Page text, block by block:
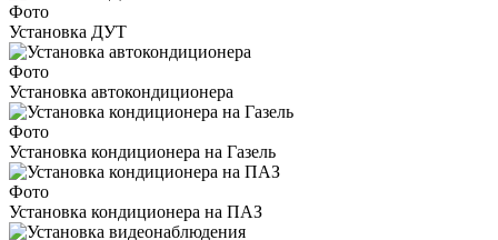
Фото
Установка ДУТ
Фото
Установка автокондиционера
Фото
Установка кондиционера на Газель
Фото
Установка кондиционера на ПАЗ